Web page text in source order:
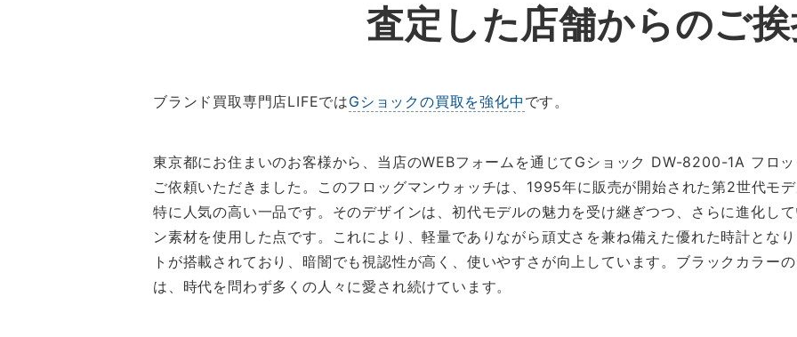
査定した店舗からのご
ブランド買取専門店LIFEではGショックの買取を強化中 です。
東京都にお住まいのお客様から、当店のWEBフォームを通じてGショック DW-8200-1A フロ
ご依頼いただきました。このフロッグマンウォッチは、1995年に販売が開始された第2世代モ
特に人気の高い一品です。そのデザインは、初代モデルの魅力を受け継ぎつつ、さらに進化し
ン素材を使用した点です。これにより、軽量でありながら頑丈さを兼ね備えた優れた時計とな
トが搭載されており、暗闇でも視認性が高く、使いやすさが向上しています。ブラックカラー
は、時代を問わず多くの人々に愛され続けています。